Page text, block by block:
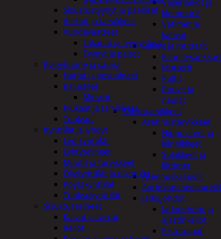
klemmarit
Vetimet ja
kahvat
Ruuvit ja mutterit
Mutterit
Pultit
Ruuvit ja
naulat
Sähkötarvikkeet
Asennustarvikkeet
Nippusiteet ja
kiinnikkeet
Sulakkeet ja
liittimet
Asennuskaapelit
Jatkojohdot
Jatkojohdot ja
ajastinkellot
Pistotulpat
Sisustustyynyt ja päälliset
Verhot ja tarvikkeet
Vuodevaatteet
Lakanat ja tyynynlinat
Tyynyt ja peitot
Kylpyhuone ja sauna
Harjat ja pesuaineet
Kalusteet
Mittarit
Kiukaat ja tarvikkeet
Tuoksut
Kynttilät ja lyhdyt
Led-kynttilät
Lyhtytelineet
Muotit ja tarvikkeet
Öljykynttilät ja ulkotulet
Pöytäkynttilät
Tuoksukynttilät
Sisustusesineet
Kalvot ja tarrat
Kellot